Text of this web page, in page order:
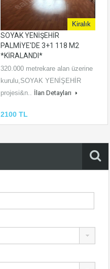
Kiralık
SOYAK YENİŞEHİR
PALMİYE'DE 3+1 118 M2
*KİRALANDI*
320.000 metrekare alan üzerine
kurulu,SOYAK YENİŞEHİR
projesi&n.. İlan Detayları
2100 TL